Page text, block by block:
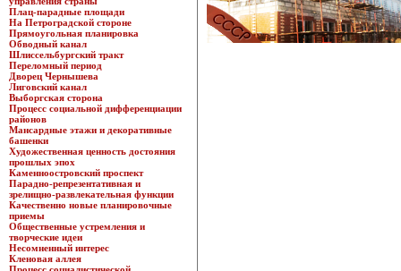
Плац-парадные площади
На Петроградской стороне
Прямоугольная планировка
Обводный канал
Шлиссельбургский тракт
Переломный период
Дворец Чернышева
Лиговский канал
Выборгская сторона
Процесс социальной дифференциации
районов
Мансардные этажи и декоративные
башенки
Художественная ценность достояния
прошлых эпох
Каменноостровский проспект
Парадно-репрезентативная и
зрелищно-развлекательная функции
Качественно новые планировочные
приемы
Общественные устремления и
творческие идеи
Несомненный интерес
Кленовая аллея